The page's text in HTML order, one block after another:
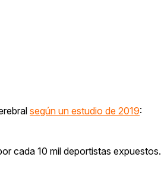
según un estudio de 2019:
cada 10 mil deportistas expuestos.